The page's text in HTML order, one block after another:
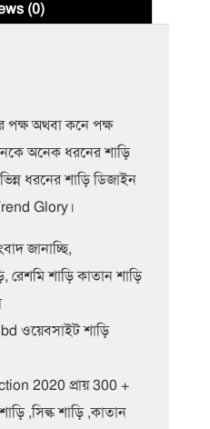
(0)
পক্ষ অথবা কনে পক্ষ
অনেক ধরনের শাড়ি
ধরনের শাড়ি ডিজাইন
Glory।
জানাচ্ছি,
রেশমি শাড়ি কাতান শাড়ি
ওয়েবসাইট শাড়ি
2020 প্রায় 300 +
,সিল্ক শাড়ি ,কাতান